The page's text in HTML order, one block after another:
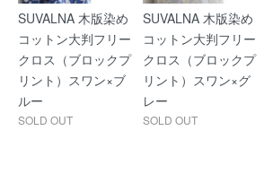
SUVALNA 木版染め
コットン大判フリー
クロス（ブロックプ
リント）スワン×ブ
ルー
SOLD OUT
SUVALNA 木版染め
コットン大判フリー
クロス（ブロックプ
リント）スワン×グ
レー
SOLD OUT